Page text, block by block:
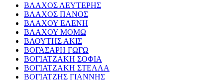
ΒΛΑΧΟΣ ΛΕΥΤΕΡΗΣ
ΒΛΑΧΟΣ ΠΑΝΟΣ
ΒΛΑΧΟΥ ΕΛΕΝΗ
ΒΛΑΧΟΥ ΜΟΜΩ
ΒΛΟΥΤΗΣ ΑΚΙΣ
ΒΟΓΑΣΑΡΗ ΓΩΓΩ
ΒΟΓΙΑΤΖΑΚΗ ΣΟΦΙΑ
ΒΟΓΙΑΤΖΑΚΗ ΣΤΕΛΛΑ
ΒΟΓΙΑΤΖΗΣ ΓΙΑΝΝΗΣ